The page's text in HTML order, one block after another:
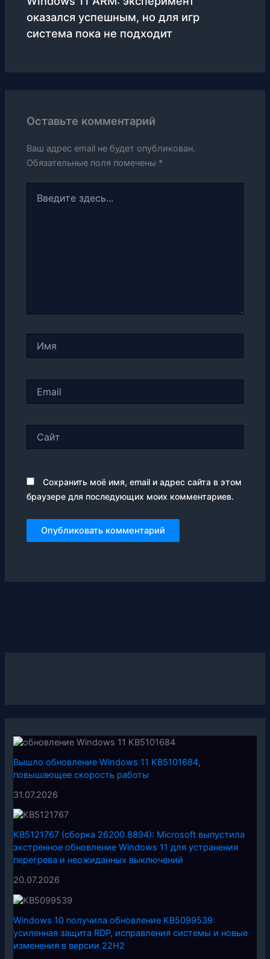
оказался успешным, но для игр
система пока не подходит
Оставьте комментарий
Ваш адрес email не будет опубликован.
Обязательные поля помечены *
здесь...
Сохранить моё имя, email и адрес сайта в этом
браузере для последующих моих комментариев.
Вышло обновление Windows 11 KB5101684,
повышающее скорость работы
31.07.2026
KB5121767 (сборка 26200.8894): Microsoft выпустила
экстренное обновление Windows 11 для устранения
перегрева и неожиданных выключений
20.07.2026
Windows 10 получила обновление KB5099539:
усиленная защита RDP, исправления системы и новые
изменения в версии 22H2